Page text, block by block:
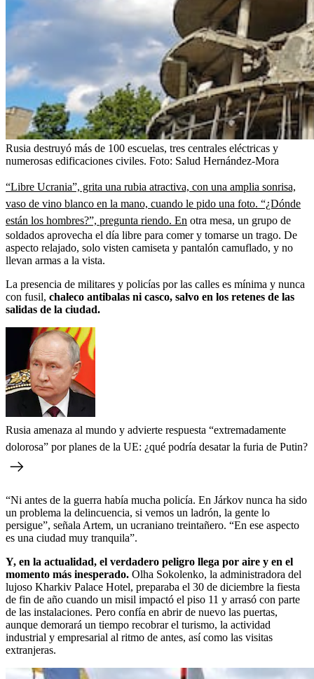
Rusia destruyó más de 100 escuelas, tres centrales eléctricas y
numerosas edificaciones civiles. Foto: Salud Hernández-Mora
“Libre Ucrania”, grita una rubia atractiva, con una amplia sonrisa,
vaso de vino blanco en la mano, cuando le pido una foto. “¿Dónde
están los hombres?”, pregunta riendo. En otra mesa, un grupo de
soldados aprovecha el día libre para comer y tomarse un trago. De
aspecto relajado, solo visten camiseta y pantalón camuflado, y no
llevan armas a la vista.
La presencia de militares y policías por las calles es mínima y nunca
con fusil, chaleco antibalas ni casco, salvo en los retenes de las
salidas de la ciudad.
Rusia amenaza al mundo y advierte respuesta “extremadamente
dolorosa” por planes de la UE: ¿qué podría desatar la furia de Putin?
“Ni antes de la guerra había mucha policía. En Járkov nunca ha sido
un problema la delincuencia, si vemos un ladrón, la gente lo
persigue”, señala Artem, un ucraniano treintañero. “En ese aspecto
es una ciudad muy tranquila”.
Y, en la actualidad, el verdadero peligro llega por aire y en el
momento más inesperado. Olha Sokolenko, la administradora del
lujoso Kharkiv Palace Hotel, preparaba el 30 de diciembre la fiesta
de fin de año cuando un misil impactó el piso 11 y arrasó con parte
de las instalaciones. Pero confía en abrir de nuevo las puertas,
aunque demorará un tiempo recobrar el turismo, la actividad
industrial y empresarial al ritmo de antes, así como las visitas
extranjeras.